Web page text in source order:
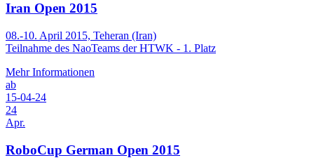
Iran Open 2015
08.-10. April 2015, Teheran (Iran)
Teilnahme des NaoTeams der HTWK - 1. Platz
Mehr Informationen
ab
15-04-24
24
Apr.
RoboCup German Open 2015